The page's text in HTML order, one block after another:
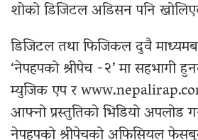
शोको डिजिटल अडिसन पनि
डिजिटल तथा फिजिकल दुवै
‘नेपहपको श्रीपेच -२’ मा सहभागी
म्युजिक एप र
आफ्नो प्रस्तुतिको भिडियो अपलोड